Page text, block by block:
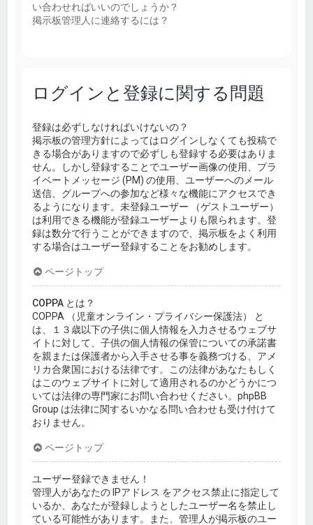
い合わせればいいのでしょうか？
掲示板管理人に連絡するには？
ログインと登録に関する問題
登録は必ずしなければいけないの？
掲示板の管理方針によってはログインしなくても投稿で
きる場合がありますので必ずしも登録する必要はありま
せん。しかし登録することでユーザー画像の使用、プラ
イベートメッセージ (PM) の使用、ユーザーへのメール
送信、グループへの参加など様々な機能にアクセスでき
るようになります。未登録ユーザー （ゲストユーザー）
は利用できる機能が登録ユーザーよりも限られます。登
録は数分で行うことができますので、掲示板をよく利用
する場合はユーザー登録することをお勧めします。
ページトップ
COPPA とは？
COPPA （児童オンライン・プライバシー保護法） と
は、１３歳以下の子供に個人情報を入力させるウェブサ
イトに対して、子供の個人情報の保管についての承諾書
を親または保護者から入手させる事を義務づける、アメ
リカ合衆国における法律です。この法律があなたもしく
はこのウェブサイトに対して適用されるのかどうかにつ
いては法律の専門家にお問い合わせください。phpBB
Group は法律に関するいかなる問い合わせも受け付けて
おりません。
ページトップ
ユーザー登録できません！
管理人があなたの IPアドレス をアクセス禁止に指定して
いるか、あなたが登録しようとしたユーザー名を禁止し
ている可能性があります。また、管理人が掲示板のユー